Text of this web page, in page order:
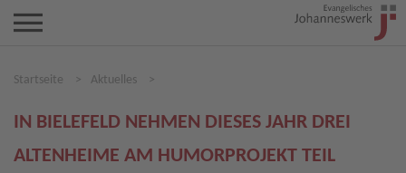
Startseite > Aktuelles >
IN BIELEFELD NEHMEN DIESES JAHR DREI
ALTENHEIME AM HUMORPROJEKT TEIL